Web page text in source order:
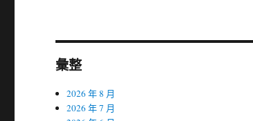
彙整
2026 年 8 月
2026 年 7 月